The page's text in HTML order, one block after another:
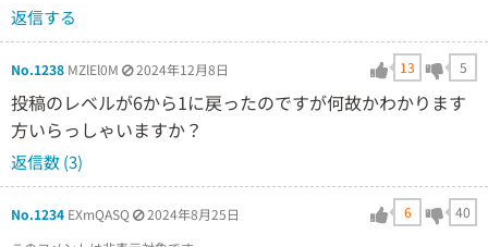
返信する
No.1238 MZlEl0M 2024年12月8日 13 5
投稿のレベルが6から1に戻ったのですが何故かわかります
方いらっしゃいますか？
返信数 (3)
No.1234 EXmQASQ 2024年8月25日 6
40